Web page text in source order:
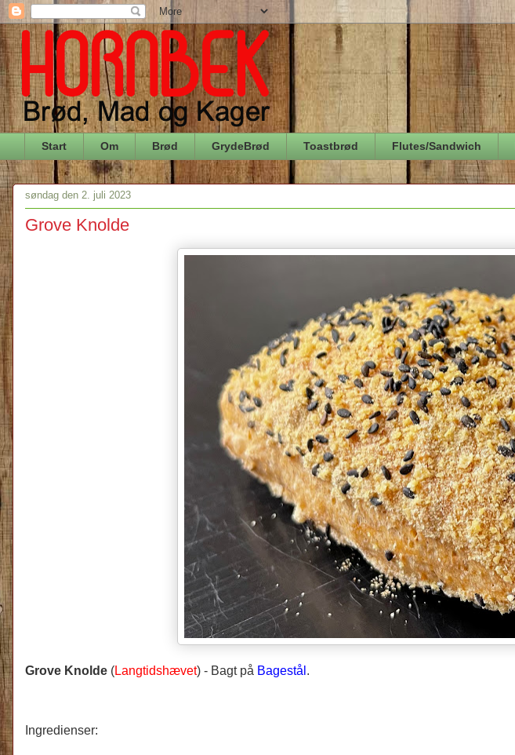
Start Om Brød GrydeBrød Toastbrød Flutes/Sandwich
søndag den 2. juli 2023
Grove Knolde
Grove Knolde (Langtidshævet) - Bagt på Bagestål .
Ingredienser: